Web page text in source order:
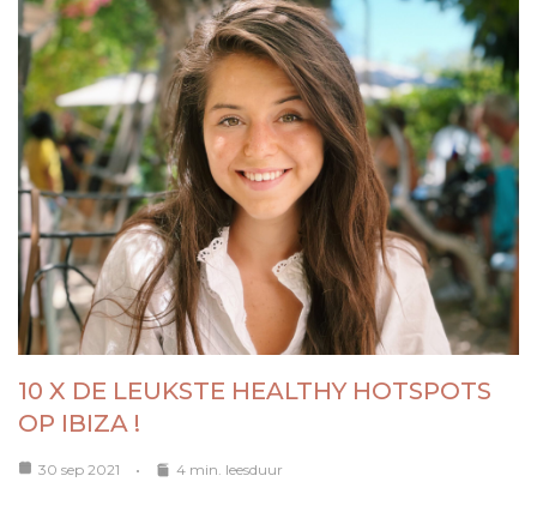
10 X DE LEUKSTE HEALTHY HOTSPOTS
OP IBIZA !
30 sep 2021 4 min. leesduur